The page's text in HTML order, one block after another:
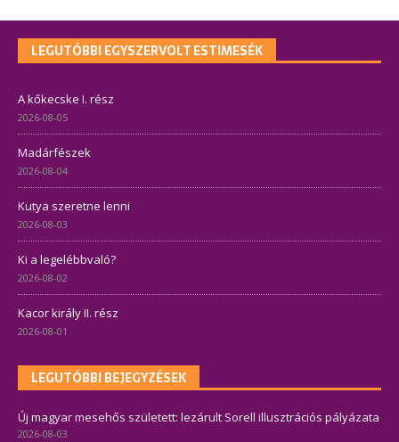
LEGUTÓBBI EGYSZERVOLT ESTIMESÉK
A kőkecske I. rész
2026-08-05
Madárfészek
2026-08-04
Kutya szeretne lenni
2026-08-03
Ki a legelébbvaló?
2026-08-02
Kacor király II. rész
2026-08-01
LEGUTÓBBI BEJEGYZÉSEK
Új magyar mesehős született: lezárult Sorell illusztrációs pályázata
2026-08-03